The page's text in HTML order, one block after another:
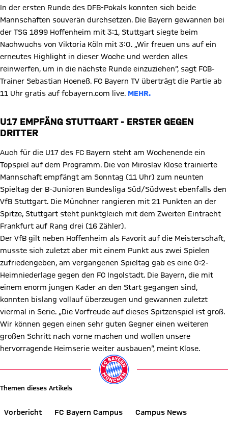
In der ersten Runde des DFB-Pokals konnten sich beide
Mannschaften souverän durchsetzen. Die Bayern gewannen bei
der TSG 1899 Hoffenheim mit 3:1, Stuttgart siegte beim
Nachwuchs von Viktoria Köln mit 3:0. „Wir freuen uns auf ein
erneutes Highlight in dieser Woche und werden alles
reinwerfen, um in die nächste Runde einzuziehen“, sagt FCB-
Trainer Sebastian Hoeneß. FC Bayern TV überträgt die Partie ab
11 Uhr gratis auf fcbayern.com live. MEHR.
U17 EMPFÄNG STUTTGART - ERSTER GEGEN
DRITTER
Auch für die U17 des FC Bayern steht am Wochenende ein
Topspiel auf dem Programm. Die von Miroslav Klose trainierte
Mannschaft empfängt am Sonntag (11 Uhr) zum neunten
Spieltag der B-Junioren Bundesliga Süd/Südwest ebenfalls den
VfB Stuttgart. Die Münchner rangieren mit 21 Punkten an der
Spitze, Stuttgart steht punktgleich mit dem Zweiten Eintracht
Frankfurt auf Rang drei (16 Zähler).
Der VfB gilt neben Hoffenheim als Favorit auf die Meisterschaft,
musste sich zuletzt aber mit einem Punkt aus zwei Spielen
zufriedengeben, am vergangenen Spieltag gab es eine 0:2-
Heimniederlage gegen den FC Ingolstadt. Die Bayern, die mit
einem enorm jungen Kader an den Start gegangen sind,
konnten bislang vollauf überzeugen und gewannen zuletzt
viermal in Serie. „Die Vorfreude auf dieses Spitzenspiel ist groß.
Wir können gegen einen sehr guten Gegner einen weiteren
großen Schritt nach vorne machen und wollen unsere
hervorragende Heimserie weiter ausbauen“, meint Klose.
Themen dieses Artikels
Vorbericht FC Bayern Campus
Campus News